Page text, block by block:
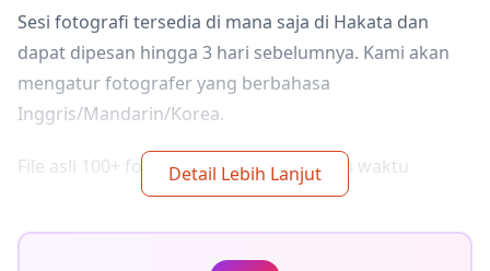
Sesi fotografi tersedia di mana saja di Hakata dan
dapat dipesan hingga 3 hari sebelumnya. Kami akan
mengatur fotografer yang berbahasa
Inggris/Mandarin/Korea.
File asli 100+ foto akan dikirimkan dalam waktu
seminggu, dan Anda dapat memilih 10 foto favorit
Anda untuk dikirimkan ulang. Koreksi dilakukan untuk
membangkitkan suasana tertentu, dan jika diinginkan,
Detail Lebih Lanjut